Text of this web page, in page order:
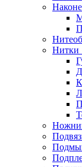
Нитки